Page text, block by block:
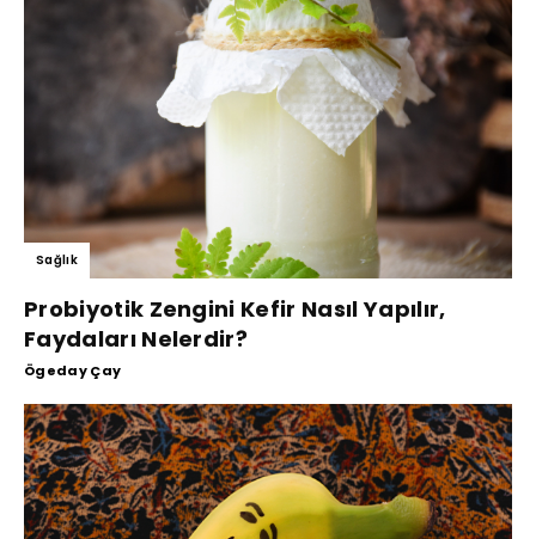
Sağlık
Probiyotik Zengini Kefir Nasıl Yapılır,
Faydaları Nelerdir?
Ögeday Çay